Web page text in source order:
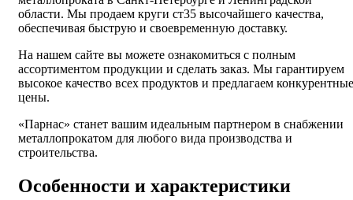
области. Мы продаем круги ст35 высочайшего качества,
обеспечивая быструю и своевременную доставку.
На нашем сайте вы можете ознакомиться с полным
ассортиментом продукции и сделать заказ. Мы гарантируем
высокое качество всех продуктов и предлагаем конкурентные
цены.
«Парнас» станет вашим идеальным партнером в снабжении
металлопрокатом для любого вида производства и
строительства.
Особенности и характеристики